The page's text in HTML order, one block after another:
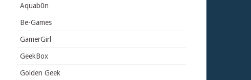
Aquab0n
Be-Games
GamerGirl
GeekBox
Golden Geek